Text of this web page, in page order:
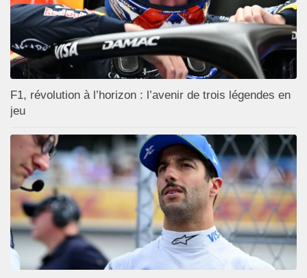
F1, révolution à l’horizon : l’avenir de trois légendes en
jeu